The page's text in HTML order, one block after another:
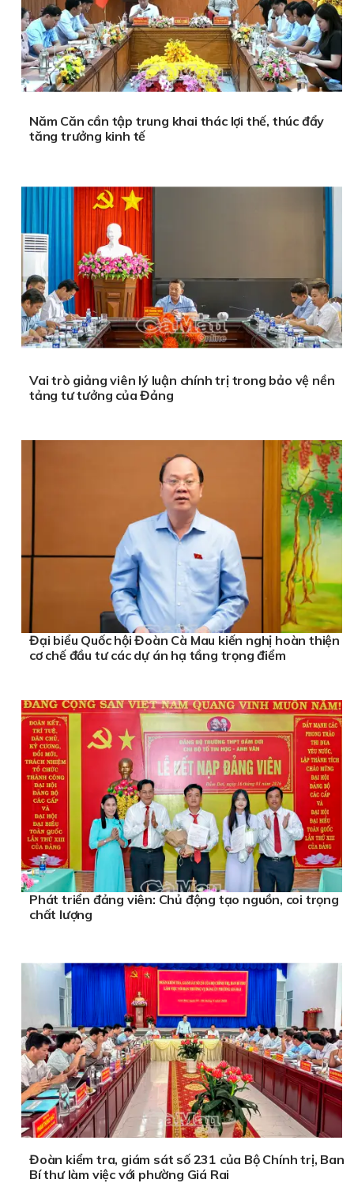
Năm Căn cần tập trung khai thác lợi thế, thúc đẩy
tăng trưởng kinh tế
Vai trò giảng viên lý luận chính trị trong bảo vệ nền
tảng tư tưởng của Đảng
Đại biểu Quốc hội Đoàn Cà Mau kiến nghị hoàn thiện
cơ chế đầu tư các dự án hạ tầng trọng điểm
Phát triển đảng viên: Chủ động tạo nguồn, coi trọng
chất lượng
Đoàn kiểm tra, giám sát số 231 của Bộ Chính trị, Ban
Bí thư làm việc với phường Giá Rai